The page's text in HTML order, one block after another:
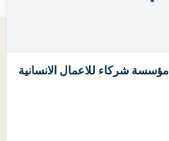
مؤسسة شركاء للاعمال الانسانية